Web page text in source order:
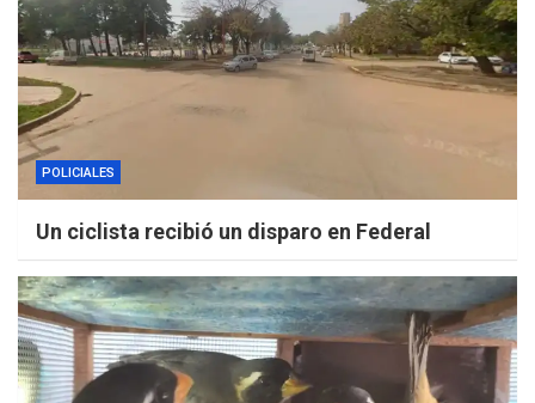
POLICIALES
Un ciclista recibió un disparo en Federal